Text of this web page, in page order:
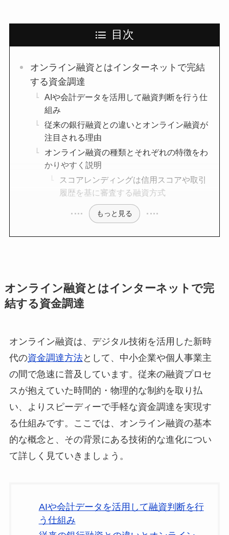
目次
オンライン融資とはインターネットで完結
する資金調達
AIや会計データを活用して融資判断を行う仕
組み
従来の銀行融資との違いとオンライン融資が
注目される理由
オンライン融資の種類とそれぞれの特徴をわ
かりやすく説明
スコアレンディングは信用スコアや取引
履歴を基に審査する融資方式
もっと見る
オンライン融資とはインターネットで完
結する資金調達
オンライン融資は、デジタル技術を活用した新時
代の資金調達方法として、中小企業や個人事業主
の間で急速に普及しています。従来の融資プロセ
スが抱えていた時間的・物理的な制約を取り払
い、よりスピーディーで手軽な資金調達を実現す
る仕組みです。ここでは、オンライン融資の基本
的な概念と、その背景にある技術的な進化につい
て詳しく見ていきましょう。
AIや会計データを活用して融資判断を行
う仕組み